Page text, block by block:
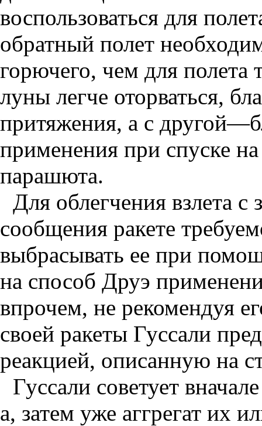
воспользоваться для
обратный полет
горючего, чем для полета
луны легче оторваться,
притяжения, а с
применения при спуске
парашюта.
Для облегчения взлета
сообщения ракете
выбрасывать ее при
на способ Друэ
впрочем, не рекомендуя
своей ракеты Гуссали
реакцией, описанную на
Гуссали советует
а, затем уже аггрегат их